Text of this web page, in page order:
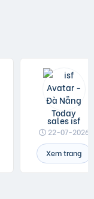
sales isf
22-07-2026
Xem trang